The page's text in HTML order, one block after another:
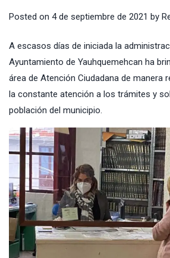
Posted on 4 de septiembre de 2021 by
A escasos días de iniciada la
Ayuntamiento de Yauhquemehcan ha
área de Atención Ciudadana de manera
la constante atención a los trámites y
población del municipio.